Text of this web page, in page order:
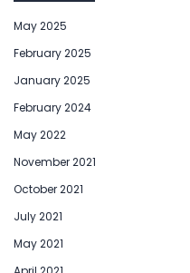
May 2025
February 2025
January 2025
February 2024
May 2022
November 2021
October 2021
July 2021
May 2021